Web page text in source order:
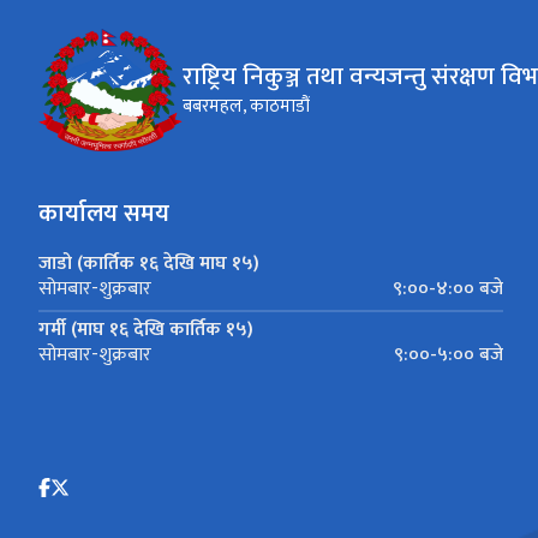
राष्ट्रिय निकुञ्ज तथा वन्यजन्तु संरक्षण
बबरमहल, काठमाडौं
कार्यालय समय
जाडो (कार्तिक १६ देखि माघ १५)
सोमबार-शुक्रबार
९:००-४:०० बजे
गर्मी (माघ १६ देखि कार्तिक १५)
सोमबार-शुक्रबार ९:००-५:०० बजे